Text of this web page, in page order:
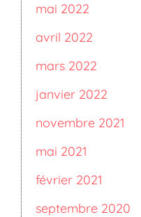
mai 2022
avril 2022
mars 2022
janvier 2022
novembre 2021
mai 2021
février 2021
septembre 2020